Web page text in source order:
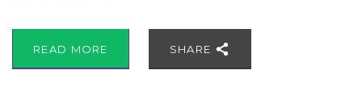
READ MORE SHARE